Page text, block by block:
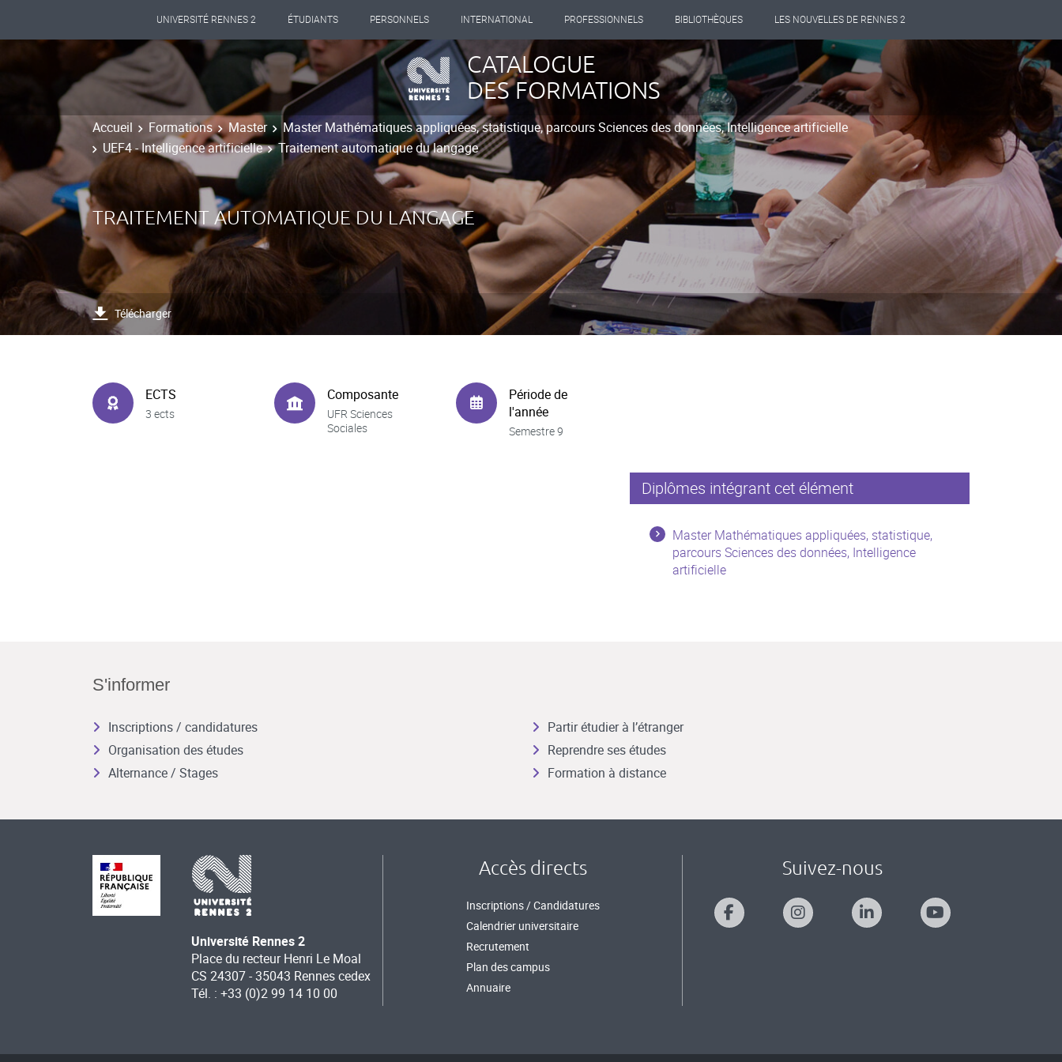
UNIVERSITÉ RENNES 2 ÉTUDIANTS PERSONNELS INTERNATIONAL PROFESSIONNELS BIBLIOTHÈQUES LES NOUVELLES DE RENNES 2
CATALOGUE
DES FORMATIONS
Accueil Formations Master
Master Mathématiques appliquées, statistique, parcours Sciences des données, Intelligence artificielle
UEF4 - Intelligence artificielle
Traitement automatique du langage
TRAITEMENT AUTOMATIQUE DU LANGAGE
Télécharger
ECTS
3 ects
Composante
UFR Sciences
Sociales
Période de
l'année
Semestre 9
Diplômes intégrant cet élément
Master Mathématiques appliquées, statistique,
parcours Sciences des données, Intelligence
artificielle
S'informer
Inscriptions / candidatures
Organisation des études
Alternance / Stages
Partir étudier à l’étranger
Reprendre ses études
Formation à distance
Université Rennes 2
Place du recteur Henri Le Moal
CS 24307 - 35043 Rennes cedex
Tél. : +33 (0)2 99 14 10 00
Accès directs
Inscriptions / Candidatures
Calendrier universitaire
Recrutement
Plan des campus
Annuaire
Suivez-nous